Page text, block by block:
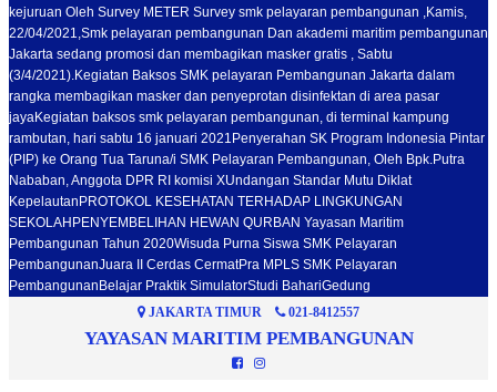
kejuruan Oleh Survey METER Survey smk pelayaran pembangunan ,Kamis,
22/04/2021,Smk pelayaran pembangunan Dan akademi maritim pembangunan
Jakarta sedang promosi dan membagikan masker gratis , Sabtu
(3/4/2021).Kegiatan Baksos SMK pelayaran Pembangunan Jakarta dalam
rangka membagikan masker dan penyeprotan disinfektan di area pasar
jayaKegiatan baksos smk pelayaran pembangunan, di terminal kampung
rambutan, hari sabtu 16 januari 2021 Penyerahan SK Program Indonesia Pintar
(PIP) ke Orang Tua Taruna/i SMK Pelayaran Pembangunan, Oleh Bpk.Putra
Nababan, Anggota DPR RI komisi XUndangan Standar Mutu Diklat
Kepelautan PROTOKOL KESEHATAN TERHADAP LINGKUNGAN
SEKOLAH PENYEMBELIHAN HEWAN QURBAN Yayasan Maritim
Pembangunan Tahun 2020Wisuda Purna Siswa SMK Pelayaran
PembangunanJuara II Cerdas CermatPra MPLS SMK Pelayaran
Pembangunan Belajar Praktik SimulatorStudi BahariGedung
JAKARTA TIMUR
021-8412557
YAYASAN MARITIM PEMBANGUNAN